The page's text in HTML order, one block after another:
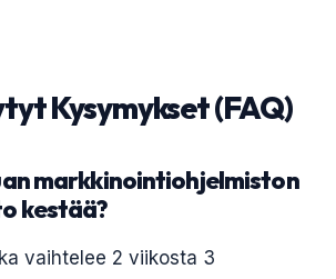
Kysymykset (FAQ)
markkinointiohjelmiston
kestää?
vaihtelee 2 viikosta 3